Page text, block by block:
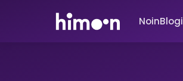
NoinBlogi